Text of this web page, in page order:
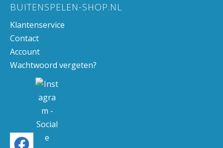
BUITENSPELEN-SHOP.NL
Klantenservice
Contact
Account
Wachtwoord vergeten?